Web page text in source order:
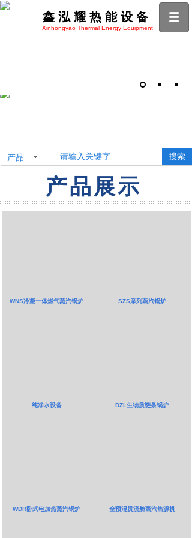
鑫泓耀热能设备
Xinhongyao Thermal Energy Equipment
产品 搜索
产品展示
WNS冷凝一体燃气蒸汽锅炉 SZS系列蒸汽锅炉
纯净水设备 DZL生物质链条锅炉
WDR卧式电加热蒸汽锅炉 全预混贯流舱蒸汽热源机